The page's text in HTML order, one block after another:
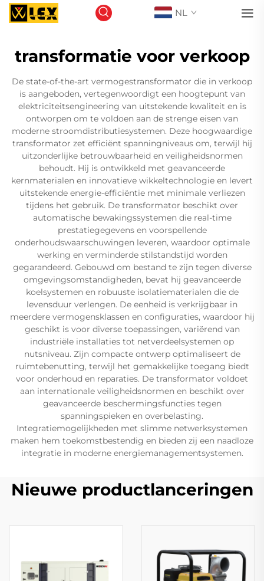
NL
transformatie voor verkoop
De state-of-the-art vermogestransformator die in verkoop
is aangeboden, vertegenwoordigt een hoogtepunt van
elektriciteitsengineering van uitstekende kwaliteit en is
ontworpen om te voldoen aan de strenge eisen van
moderne stroomdistributiesystemen. Deze hoogwaardige
transformator zet efficiënt spanningniveaus om, terwijl hij
uitzonderlijke betrouwbaarheid en veiligheidsnormen
behoudt. Hij is ontwikkeld met geavanceerde
kernmaterialen en innovatieve wikkeltechnologie en levert
uitstekende energie-efficiëntie met minimale verliezen
tijdens het gebruik. De transformator beschikt over
automatische bewakingssystemen die real-time
prestatiegegevens en voorspellende
onderhoudswaarschuwingen leveren, waardoor optimale
werking en verminderde stilstandstijd worden
gegarandeerd. Gebouwd om bestand te zijn tegen diverse
omgevingsomstandigheden, bevat hij geavanceerde
koelsystemen en robuuste isolatiematerialen die de
levensduur verlengen. De eenheid is verkrijgbaar in
meerdere vermogensklassen en configuraties, waardoor hij
geschikt is voor diverse toepassingen, variërend van
industriële installaties tot netverdeelsystemen op
nutsniveau. Zijn compacte ontwerp optimaliseert de
ruimtebenutting, terwijl het gemakkelijke toegang biedt
voor onderhoud en reparaties. De transformator voldoet
aan internationale veiligheidsnormen en beschikt over
geavanceerde beschermingsfuncties tegen
spanningspieken en overbelasting.
Integratiemogelijkheden met slimme netwerksystemen
maken hem toekomstbestendig en bieden zij een naadloze
integratie in moderne energiemanagementsystemen.
Nieuwe productlanceringen